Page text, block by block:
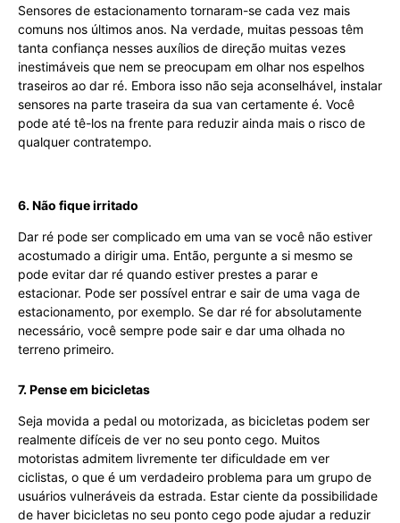
Sensores de estacionamento tornaram-se cada vez mais
comuns nos últimos anos. Na verdade, muitas pessoas têm
tanta confiança nesses auxílios de direção muitas vezes
inestimáveis que nem se preocupam em olhar nos espelhos
traseiros ao dar ré. Embora isso não seja aconselhável, instalar
sensores na parte traseira da sua van certamente é. Você
pode até tê-los na frente para reduzir ainda mais o risco de
qualquer contratempo.
6. Não fique irritado
Dar ré pode ser complicado em uma van se você não estiver
acostumado a dirigir uma. Então, pergunte a si mesmo se
pode evitar dar ré quando estiver prestes a parar e
estacionar. Pode ser possível entrar e sair de uma vaga de
estacionamento, por exemplo. Se dar ré for absolutamente
necessário, você sempre pode sair e dar uma olhada no
terreno primeiro.
7. Pense em bicicletas
Seja movida a pedal ou motorizada, as bicicletas podem ser
realmente difíceis de ver no seu ponto cego. Muitos
motoristas admitem livremente ter dificuldade em ver
ciclistas, o que é um verdadeiro problema para um grupo de
usuários vulneráveis da estrada. Estar ciente da possibilidade
de haver bicicletas no seu ponto cego pode ajudar a reduzir